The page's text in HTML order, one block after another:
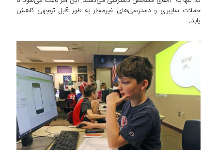
حملات سایبری و دسترسی‌های غیرمجاز به طور قابل توجهی کاهش
یابد.